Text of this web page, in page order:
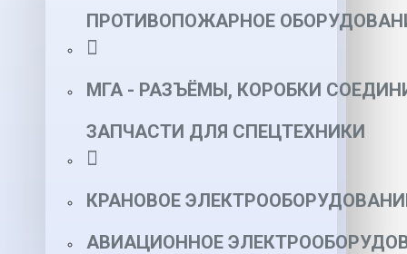
ПРОТИВОПОЖАРНОЕ
МГА - РАЗЪЁМЫ, КОРОБКИ
ЗАПЧАСТИ ДЛЯ СПЕЦТЕХНИКИ
КРАНОВОЕ
АВИАЦИОННОЕ